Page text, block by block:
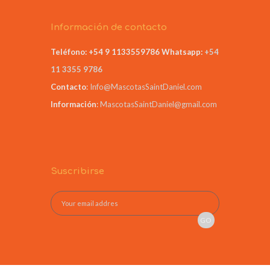
Información de contacto
Teléfono: +54 9 1133559786Whatsapp: +54
11 3355 9786
Contacto: Info@MascotasSaintDaniel.com
Información:MascotasSaintDaniel@gmail.com
Suscribirse